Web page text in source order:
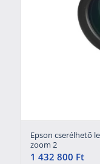
Epson cserélhető
zoom 2
1 432 800 Ft